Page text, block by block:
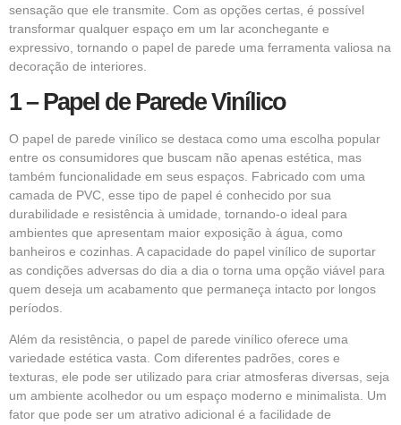
sensação que ele transmite. Com as opções certas, é possível
transformar qualquer espaço em um lar aconchegante e
expressivo, tornando o papel de parede uma ferramenta valiosa na
decoração de interiores.
1 – Papel de Parede Vinílico
O papel de parede vinílico se destaca como uma escolha popular
entre os consumidores que buscam não apenas estética, mas
também funcionalidade em seus espaços. Fabricado com uma
camada de PVC, esse tipo de papel é conhecido por sua
durabilidade e resistência à umidade, tornando-o ideal para
ambientes que apresentam maior exposição à água, como
banheiros e cozinhas. A capacidade do papel vinílico de suportar
as condições adversas do dia a dia o torna uma opção viável para
quem deseja um acabamento que permaneça intacto por longos
períodos.
Além da resistência, o papel de parede vinílico oferece uma
variedade estética vasta. Com diferentes padrões, cores e
texturas, ele pode ser utilizado para criar atmosferas diversas, seja
um ambiente acolhedor ou um espaço moderno e minimalista. Um
fator que pode ser um atrativo adicional é a facilidade de